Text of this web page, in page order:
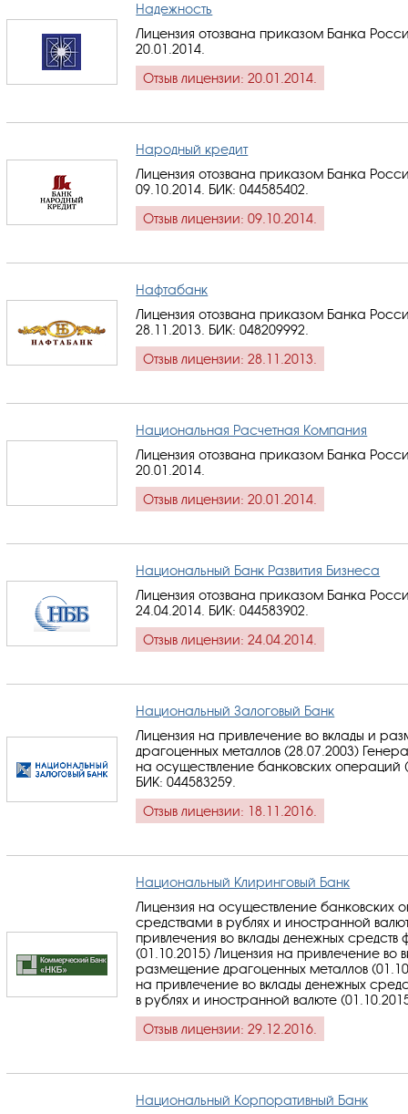
Надежность
Лицензия отозвана приказом Банка
20.01.2014.
Отзыв лицензии: 20.01.2014.
Народный кредит
Лицензия отозвана приказом Банка
09.10.2014. БИК: 044585402
Отзыв лицензии: 09.10.2014.
Нафтабанк
Лицензия отозвана приказом Банка
28.11.2013. БИК: 048209992
Отзыв лицензии: 28.11.2013.
Национальная Расчетная Компания
Лицензия отозвана приказом Банка
20.01.2014.
Отзыв лицензии: 20.01.2014.
Национальный Банк Развития Бизнеса
Лицензия отозвана приказом Банка
24.04.2014. БИК: 044583902
Отзыв лицензии: 24.04.2014.
Национальный Залоговый Банк
Лицензия на привлечение во вклады и
драгоценных металлов (28.07.2003)
на осуществление банковских операций
БИК: 044583259
Отзыв лицензии: 18.11.2016.
Национальный Клиринговый Банк
Лицензия на осуществление банковских
средствами в рублях и иностранной
привлечения во вклады денежных средств
(01.10.2015) Лицензия на привлечение во
размещение драгоценных металлов
на привлечение во вклады денежных
в рублях и иностранной валюте
Отзыв лицензии: 29.12.2016.
Национальный Корпоративный Банк